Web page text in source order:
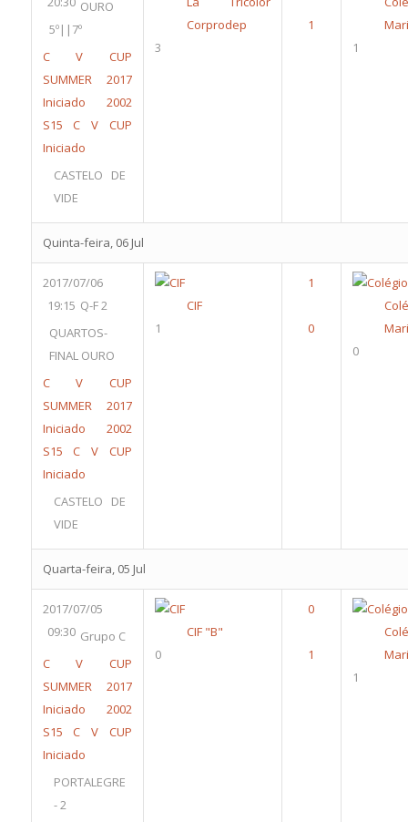
OURO
5º||7º
C V CUP
SUMMER 2017
Iniciado 2002
S15
C V CUP
Iniciado
CASTELO DE
VIDE
Corprodep
3
1
Quinta-feira, 06 Jul
2017/07/06
19:15 Q-F 2
QUARTOS-
FINAL OURO
C V CUP
SUMMER 2017
Iniciado 2002
S15
C V CUP
Iniciado
CASTELO DE
VIDE
CIF
1
0
Quarta-feira, 05 Jul
2017/07/05
09:30 Grupo C
C V CUP
SUMMER 2017
Iniciado 2002
S15
C V CUP
Iniciado
PORTALEGRE
- 2
CIF "B"
0
1